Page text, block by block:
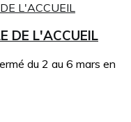
DE L'ACCUEIL
du 2 au 6 mars en